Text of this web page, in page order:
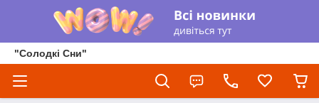
"Солодкі Сни"